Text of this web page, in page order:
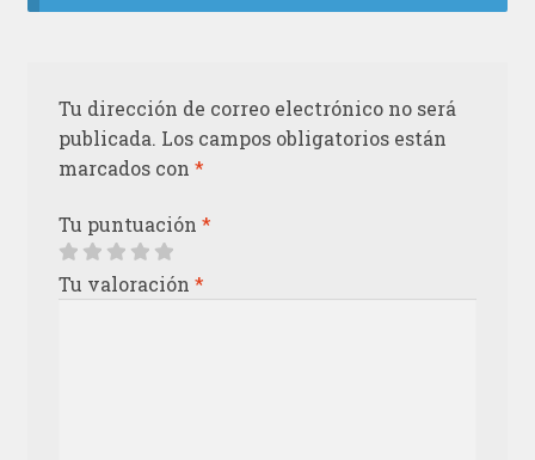
Tu dirección de correo electrónico no será
publicada. Los campos obligatorios están
marcados con *
Tu puntuación *
Tu valoración *